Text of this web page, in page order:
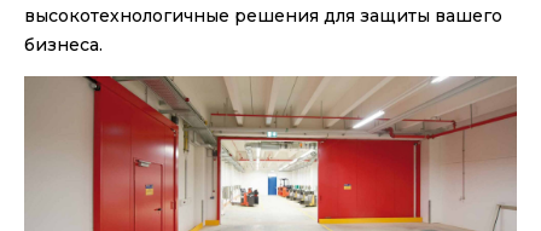
высокотехнологичные решения для защиты вашего
бизнеса.